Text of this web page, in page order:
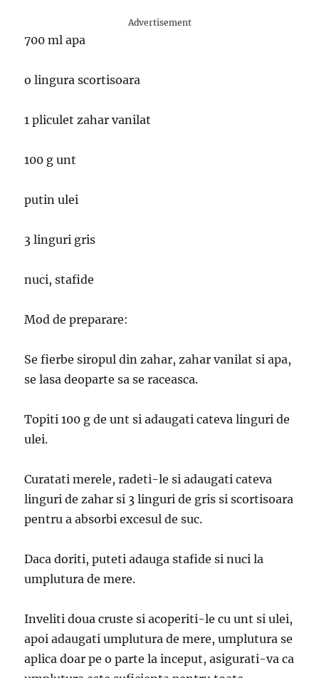
Advertisement
700 ml apa
o lingura scortisoara
1 pliculet zahar vanilat
100 g unt
putin ulei
3 linguri gris
nuci, stafide
Mod de preparare:
Se fierbe siropul din zahar, zahar vanilat si apa,
se lasa deoparte sa se raceasca.
Topiti 100 g de unt si adaugati cateva linguri de
ulei.
Curatati merele, radeti-le si adaugati cateva
linguri de zahar si 3 linguri de gris si scortisoara
pentru a absorbi excesul de suc.
Daca doriti, puteti adauga stafide si nuci la
umplutura de mere.
Inveliti doua cruste si acoperiti-le cu unt si ulei,
apoi adaugati umplutura de mere, umplutura se
aplica doar pe o parte la inceput, asigurati-va ca